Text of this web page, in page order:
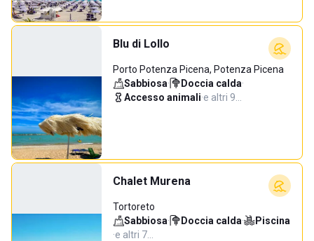
Blu di Lollo
Porto Potenza Picena, Potenza Picena
Sabbiosa· Doccia calda·
Accesso animali·e altri 9…
Chalet Murena
Tortoreto
Sabbiosa· Doccia calda·
Piscina
·e altri 7…